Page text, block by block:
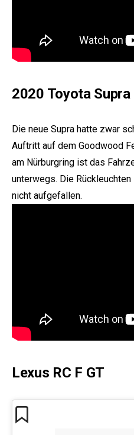
2020 Toyota Supra
Die neue Supra hatte zwar
Auftritt auf dem Goodwood
am Nürburgring ist das
unterwegs. Die
nicht aufgefallen.
Lexus RC F GT